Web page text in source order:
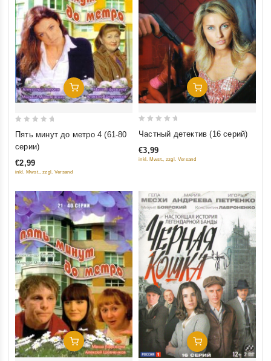
Добавить В Корзину
5
Пять минут до метро 4 (61-80
серии)
€2,99
inkl. Mwst., zzgl. Versand
Добавить В Корзину
of
Частный детектив (16 серий)
€3,99
inkl. Mwst., zzgl. Versand
Добавить В Корзину Добавить В Корзину